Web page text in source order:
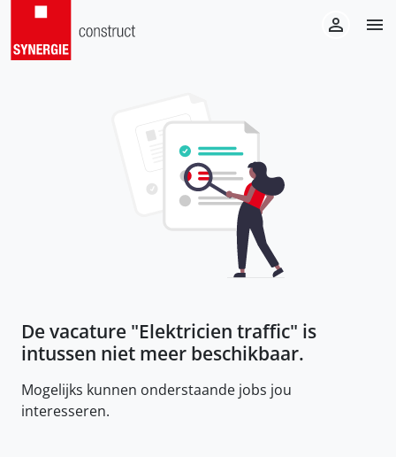
De vacature "Elektricien traffic" is
intussen niet meer beschikbaar.
Mogelijks kunnen onderstaande jobs jou
interesseren.